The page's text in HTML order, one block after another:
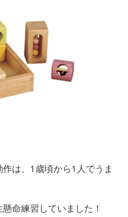
作は、1歳頃から1人でうま
命練習していました！